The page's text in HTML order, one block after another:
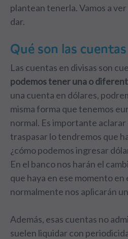
plantean tenerla. Vamos a
dar.
Qué son las
Las cuentas en divisas son
podemos tener una o
una cuenta en dólares,
misma forma que tenemos
normal. Es importante
traspasar lo tendremos que
¿cómo podemos ingresar
En el banco nos harán el
que haya en ese momento
normalmente nos aplicarán
Además, esas cuentas no
suelen liquidar con